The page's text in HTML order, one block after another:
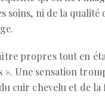
soins, ni de la
propres tout en
Une sensation
cuir chevelu et de la